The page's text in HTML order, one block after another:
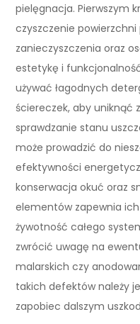
pielęgnacja. Pierwszym
czyszczenie
zanieczyszczenia oraz
estetykę i
używać łagodnych
ściereczek, aby uniknąć
sprawdzanie stanu
może prowadzić do
efektywności
konserwacja okuć oraz
elementów zapewnia ich
żywotność całego
zwrócić uwagę na
malarskich czy
takich defektów należy
zapobiec dalszym